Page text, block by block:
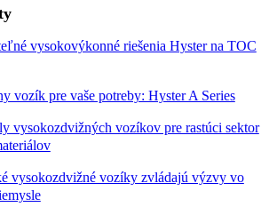
vysokovýkonné riešenia Hyster na TOC
vozík pre vaše potreby: Hyster A Series
vysokozdvižných vozíkov pre rastúci sektor
vysokozdvižné vozíky zvládajú výzvy vo